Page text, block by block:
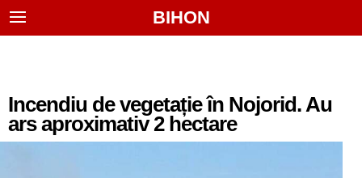
BIHON
Incendiu de vegetație în Nojorid. Au
ars aproximativ 2 hectare